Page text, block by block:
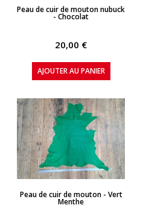
APERÇU RAPIDE
Peau de cuir de mouton nubuck
- Chocolat
20,00 €
AJOUTER AU PANIER
APERÇU RAPIDE
Peau de cuir de mouton - Vert
Menthe